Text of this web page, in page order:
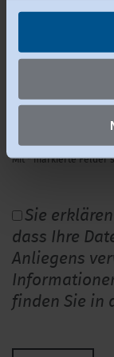
Sie können
Mit * markierte Felder
Sie
dass Ihre
Anliegens
finden Sie in